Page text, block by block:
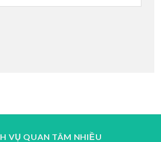
VỤ QUAN TÂM NHIỀU